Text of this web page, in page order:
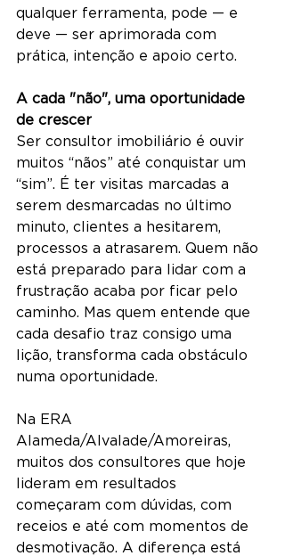
qualquer ferramenta, pode — e
deve — ser aprimorada com
prática, intenção e apoio certo.
A cada "não", uma oportunidade
de crescer
Ser consultor imobiliário é ouvir
muitos “nãos” até conquistar um
“sim”. É ter visitas marcadas a
serem desmarcadas no último
minuto, clientes a hesitarem,
processos a atrasarem. Quem não
está preparado para lidar com a
frustração acaba por ficar pelo
caminho. Mas quem entende que
cada desafio traz consigo uma
lição, transforma cada obstáculo
numa oportunidade.
Na ERA
Alameda/Alvalade/Amoreiras,
muitos dos consultores que hoje
lideram em resultados
começaram com dúvidas, com
receios e até com momentos de
desmotivação. A diferença está